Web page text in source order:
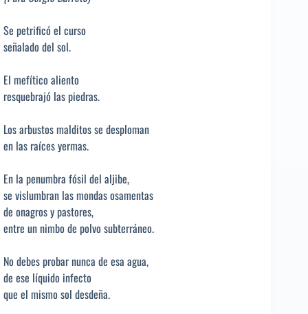
Se petrificó el curso
señalado del sol.
El mefítico aliento
resquebrajó las piedras.
Los arbustos malditos se desploman
en las raíces yermas.
En la penumbra fósil del aljibe,
se vislumbran las mondas osamentas
de onagros y pastores,
entre un nimbo de polvo subterráneo.
No debes probar nunca de esa agua,
de ese líquido infecto
que el mismo sol desdeña.